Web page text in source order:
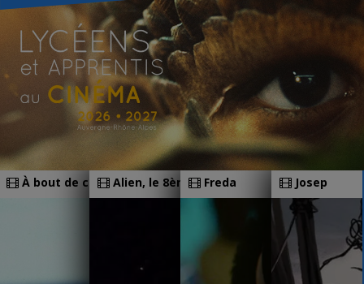
À bout de courseAlien, le 8ème passager
Freda Josep